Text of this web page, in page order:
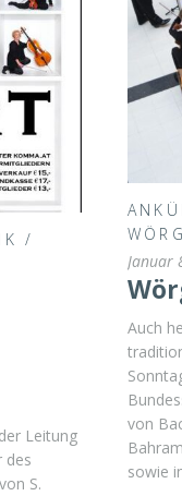
Januar
Auch
von
sowie
/
Leitung
des
S.